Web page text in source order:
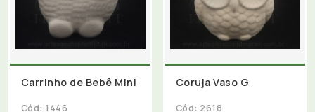
Carrinho de Bebê Mini
Cód: 1446
Coruja Vaso G
Cód: 2618